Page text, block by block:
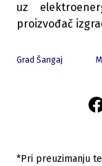
uz
proizvođač
Grad Šangaj
*Pri preuzimanju